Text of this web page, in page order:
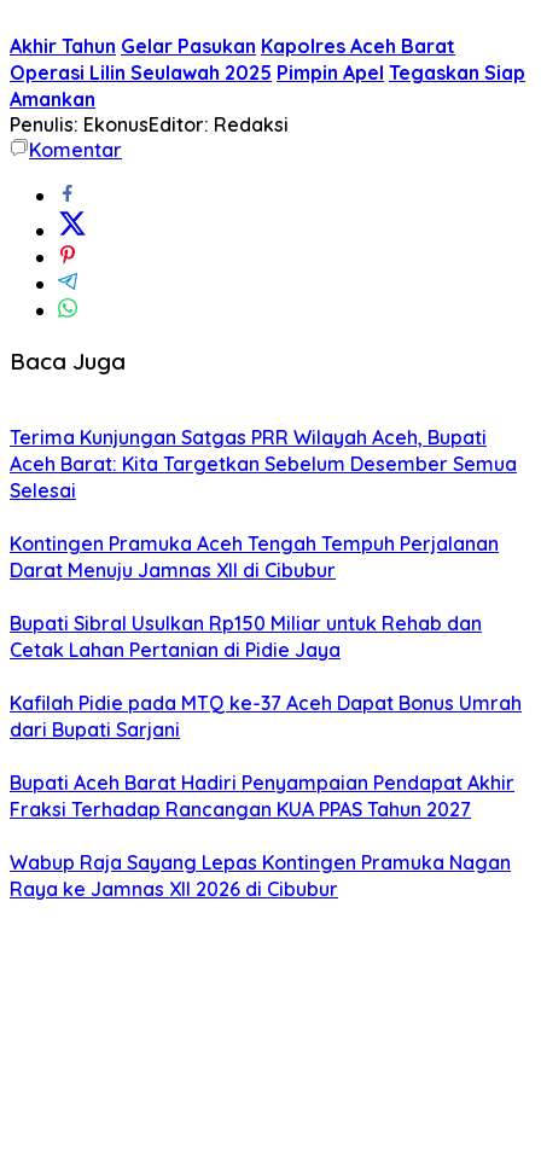
Akhir Tahun Gelar Pasukan Kapolres Aceh Barat
Operasi Lilin Seulawah 2025 Pimpin Apel Tegaskan Siap
Amankan
Penulis: EkonusEditor: Redaksi
Komentar
Baca Juga
Terima Kunjungan Satgas PRR Wilayah Aceh, Bupati
Aceh Barat: Kita Targetkan Sebelum Desember Semua
Selesai
Kontingen Pramuka Aceh Tengah Tempuh Perjalanan
Darat Menuju Jamnas XII di Cibubur
Bupati Sibral Usulkan Rp150 Miliar untuk Rehab dan
Cetak Lahan Pertanian di Pidie Jaya
Kafilah Pidie pada MTQ ke-37 Aceh Dapat Bonus Umrah
dari Bupati Sarjani
Bupati Aceh Barat Hadiri Penyampaian Pendapat Akhir
Fraksi Terhadap Rancangan KUA PPAS Tahun 2027
Wabup Raja Sayang Lepas Kontingen Pramuka Nagan
Raya ke Jamnas XII 2026 di Cibubur